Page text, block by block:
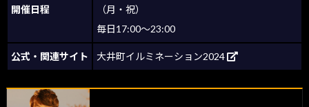
開催日程
（月・祝）
毎日17:00〜23:00
公式・関連サイト 大井町イルミネーション2024